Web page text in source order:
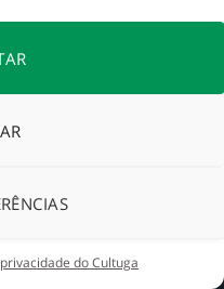
do Cultuga
ao nosso conteúdo